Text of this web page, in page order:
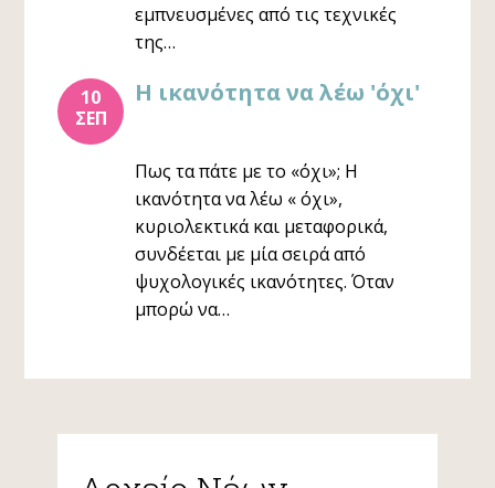
εμπνευσμένες από τις τεχνικές
της…
10
ΣΕΠ
Η ικανότητα να λέω 'όχι'
Πως τα πάτε με το «όχι»; Η
ικανότητα να λέω « όχι»,
κυριολεκτικά και μεταφορικά,
συνδέεται με μία σειρά από
ψυχολογικές ικανότητες. Όταν
μπορώ να…